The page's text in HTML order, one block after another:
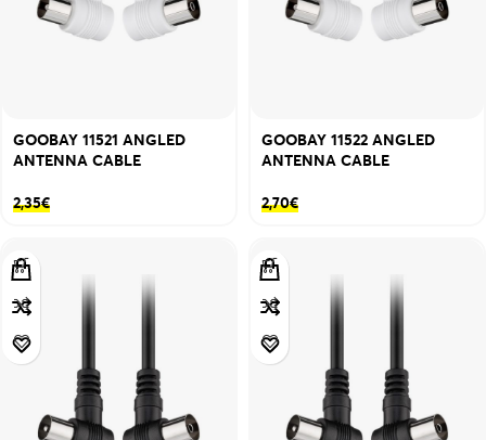
GOOBAY 11521 ANGLED
ANTENNA CABLE
2,35€
GOOBAY 11522 ANGLED
ANTENNA CABLE
2,70€